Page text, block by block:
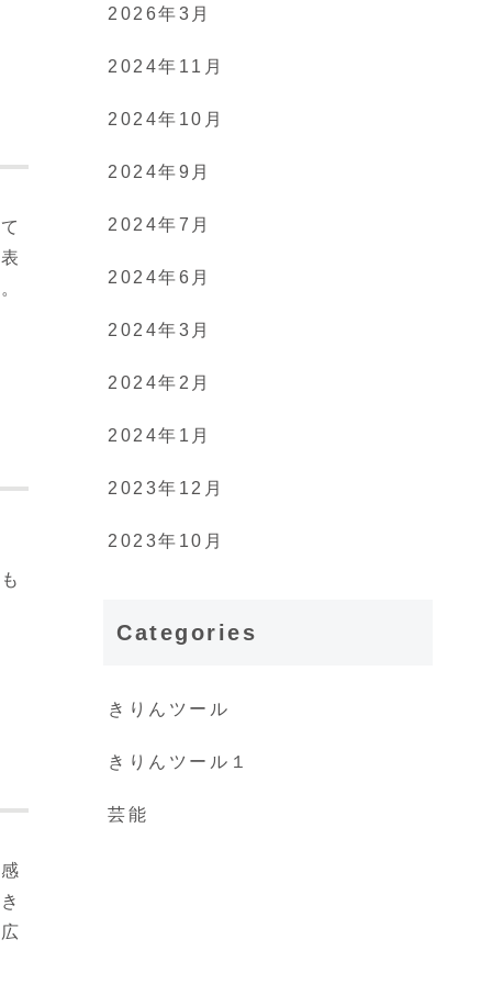
2026年3月
2024年11月
2024年10月
2024年9月
2024年7月
2024年6月
2024年3月
2024年2月
2024年1月
2023年12月
2023年10月
Categories
きりんツール
きりんツール１
芸能